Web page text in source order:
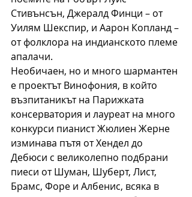
Стивънсън, Джералд Финци – от
Уилям Шекспир, и Аарон Копланд –
от фолклора на индианското племе
апалачи.
Необичаен, но и много шармантен
е проектът Винофония, в който
възпитаникът на Парижката
консерватория и лауреат на много
конкурси пианист Жюлиен Жерне
изминава пътя от Хендел до
Дебюси с великолепно подбрани
пиеси от Шуман, Шуберт, Лист,
Брамс, Форе и Албенис, всяка в